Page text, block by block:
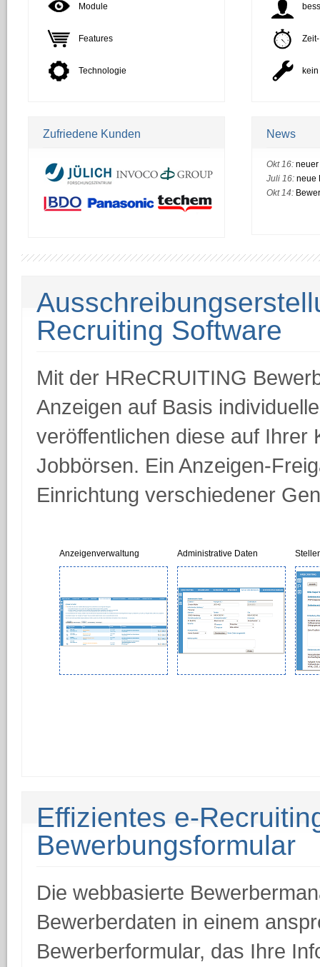
Module
Features
Technologie
Zufriedene Kunden News
Okt 16: neuer
Juli 16: neue
Okt 14:
Recruiting Software
Mit der HReCRUITING
Anzeigen auf Basis
veröffentlichen diese auf Ihrer
Jobbörsen. Ein Anzeigen-
Einrichtung verschiedener
Anzeigenverwaltung Administrative Daten
Effizientes e-
Bewerbungsformular
Die webbasierte
Bewerberdaten in einem
Bewerberformular, das Ihre